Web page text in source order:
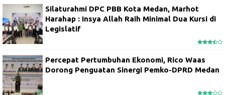
Silaturahmi DPC PBB Kota Medan, Marhot
Harahap : Insya Allah Raih Minimal Dua Kursi di
Legislatif
Percepat Pertumbuhan Ekonomi, Rico Waas
Dorong Penguatan Sinergi Pemko-DPRD Medan